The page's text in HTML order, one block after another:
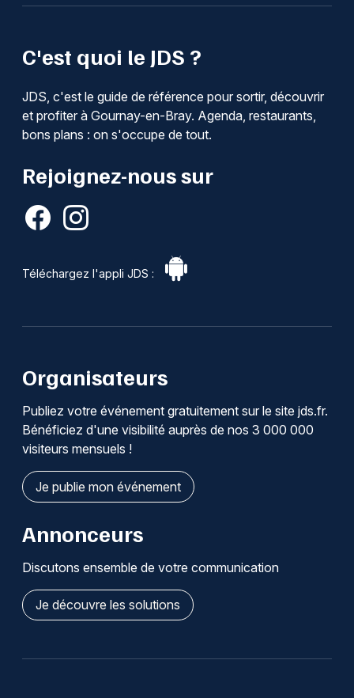
C'est quoi le JDS ?
JDS, c'est le guide de référence pour sortir, découvrir
et profiter à Gournay-en-Bray. Agenda, restaurants,
bons plans : on s'occupe de tout.
Rejoignez-nous sur
Téléchargez l'appli JDS :
Organisateurs
Publiez votre événement gratuitement sur le site jds.fr.
Bénéficiez d'une visibilité auprès de nos 3 000 000
visiteurs mensuels !
Je publie mon événement
Annonceurs
Discutons ensemble de votre communication
Je découvre les solutions